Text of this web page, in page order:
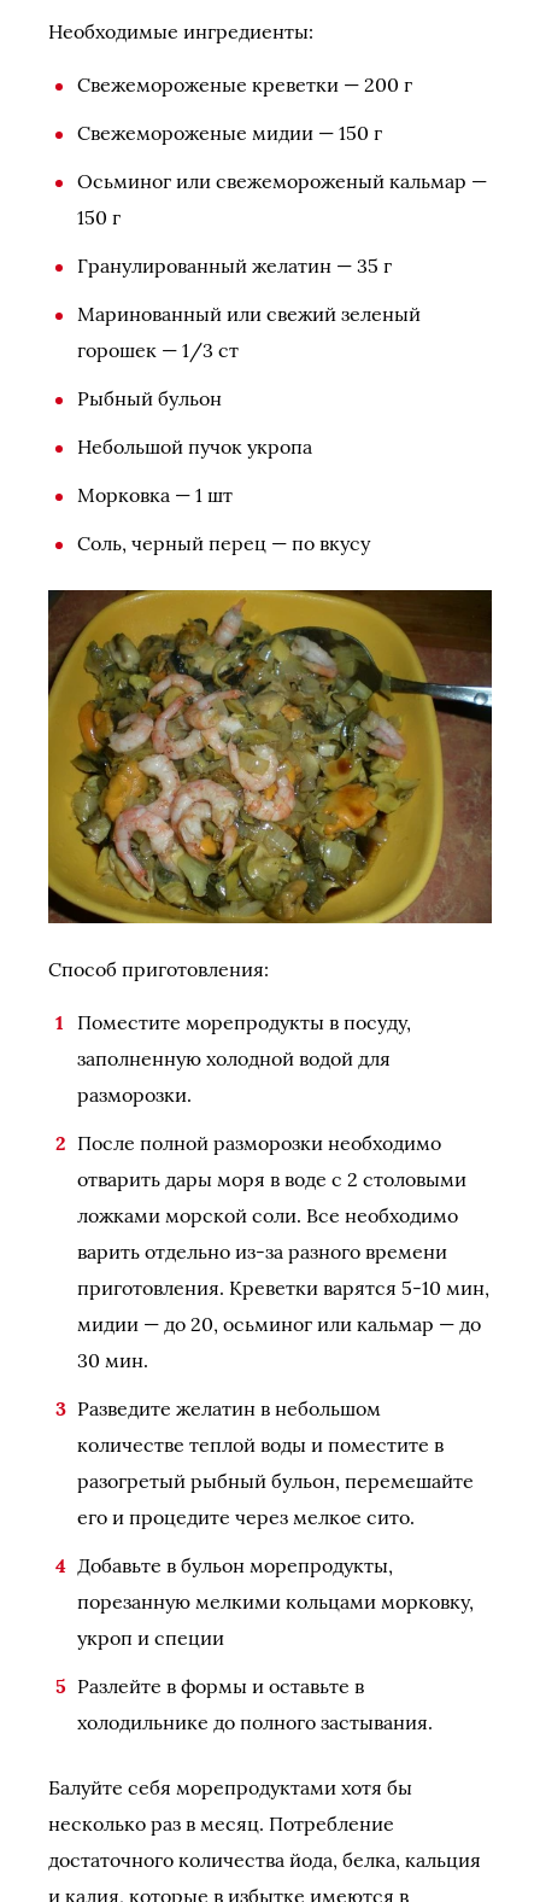
Необходимые ингредиенты:
Свежемороженые креветки — 200 г
Свежемороженые мидии — 150 г
Осьминог или свежемороженый кальмар —
150 г
Гранулированный желатин — 35 г
Маринованный или свежий зеленый
горошек — 1/3 ст
Рыбный бульон
Небольшой пучок укропа
Морковка — 1 шт
Соль, черный перец — по вкусу
Способ приготовления:
Поместите морепродукты в посуду,
заполненную холодной водой для
разморозки.
После полной разморозки необходимо
отварить дары моря в воде с 2 столовыми
ложками морской соли. Все необходимо
варить отдельно из-за разного времени
приготовления. Креветки варятся 5-10 мин,
мидии — до 20, осьминог или кальмар — до
30 мин.
Разведите желатин в небольшом
количестве теплой воды и поместите в
разогретый рыбный бульон, перемешайте
его и процедите через мелкое сито.
Добавьте в бульон морепродукты,
порезанную мелкими кольцами морковку,
укроп и специи
Разлейте в формы и оставьте в
холодильнике до полного застывания.
Балуйте себя морепродуктами хотя бы
несколько раз в месяц. Потребление
достаточного количества йода, белка, кальция
и калия, которые в избытке имеются в